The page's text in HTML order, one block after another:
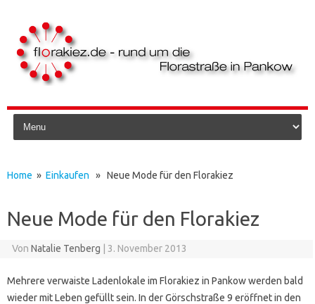
Skip to content
Home » Einkaufen » Neue Mode für den Florakiez
Neue Mode für den Florakiez
Von Natalie Tenberg 3. November 2013
Mehrere verwaiste Ladenlokale im Florakiez in Pankow werden bald
wieder mit Leben gefüllt sein. In der Görschstraße 9 eröffnet in den